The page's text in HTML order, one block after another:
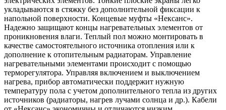
укладываются в стяжку без дополнительной фиксации к
напольной поверхности. Концевые муфты «Нексанс».
Надежно защищают концы нагревательных элементов от
проникновения влаги. Теплый пол можно монтировать в
качестве самостоятельного источника отопления или к
дополнение к отопительным радиаторам. Управление
нагревательными элементами происходит с помощью
терморегулятора. Управляя включением и выключением
нагрева, прибор автоматически поддержит нужную
температуру пола с учетом дополнительного тепла из других
источников (радиаторы, нагрев лучами солнца и др.). Кабели